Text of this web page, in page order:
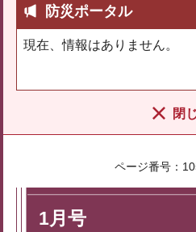
防災ポータル
現在、情報はありません。
閉
ページ番号：
1月号